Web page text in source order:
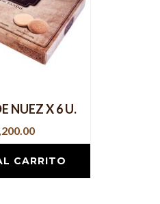
NUEZ X 6 U.
CARRITO